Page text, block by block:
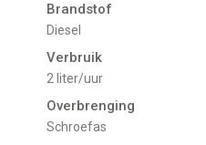
Brandstof
Diesel
Verbruik
2 liter/uur
Overbrenging
Schroefas